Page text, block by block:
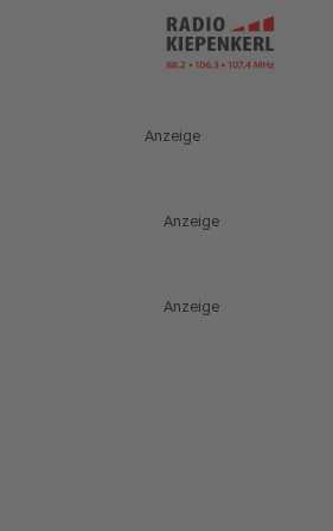
Anzeige
Anzeige
Anzeige